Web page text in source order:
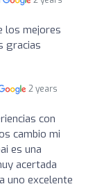
los mejores
gracias
2 years
con
cambio mi
es una
acertada
uno excelente